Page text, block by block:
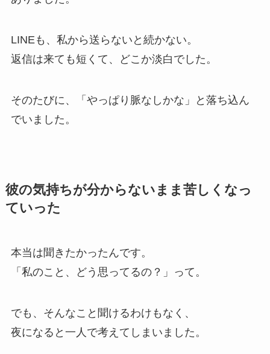
LINEも、私から送らないと続かない。
返信は来ても短くて、どこか淡白でした。
そのたびに、「やっぱり脈なしかな」と落ち込ん
でいました。
彼の気持ちが分からないまま苦しくなっ
ていった
本当は聞きたかったんです。
「私のこと、どう思ってるの？」って。
でも、そんなこと聞けるわけもなく、
夜になると一人で考えてしまいました。